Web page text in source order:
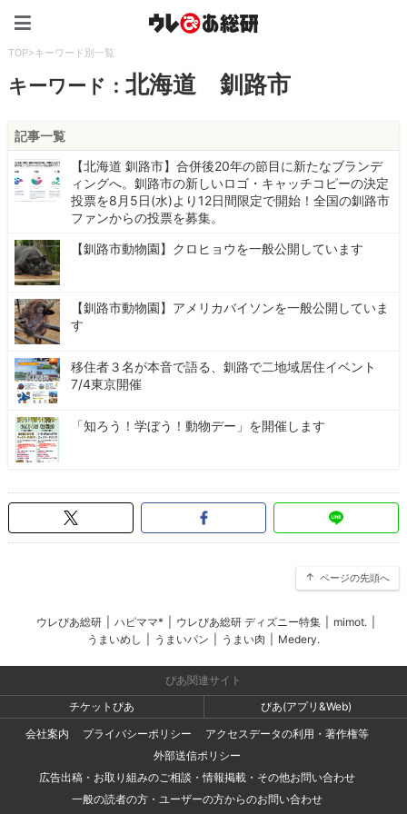
TOP>キーワード別一覧
キーワード：北海道 釧路市
記事一覧
【北海道 釧路市】合併後20年の節目に新たなブランデ
ィングへ。釧路市の新しいロゴ・キャッチコピーの決定
投票を8月5日(水)より12日間限定で開始！全国の釧路市
ファンからの投票を募集。
【釧路市動物園】クロヒョウを一般公開しています
【釧路市動物園】アメリカバイソンを一般公開していま
す
移住者３名が本音で語る、釧路で二地域居住イベント
7/4東京開催
「知ろう！学ぼう！動物デー」を開催します
ページの先頭へ
ウレぴあ総研 ハピママ* ウレぴあ総研 ディズニー特集 mimot.
うまいめし
うまいパン うまい肉 Medery.
ぴあ関連サイト
チケットぴあ
ぴあ(アプリ&Web)
会社案内
プライバシーポリシー
アクセスデータの利用・著作権等
外部送信ポリシー
広告出稿・お取り組みのご相談・情報掲載・その他お問い合わせ
一般の読者の方・ユーザーの方からのお問い合わせ